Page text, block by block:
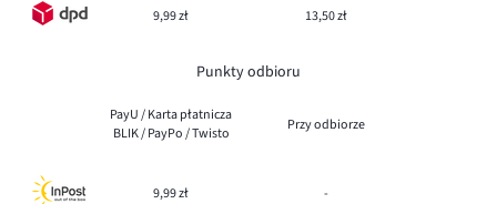
9,99 zł 13,50 zł
Punkty odbioru
PayU / Karta płatnicza
BLIK / PayPo / Twisto
Przy odbiorze
9,99 zł -